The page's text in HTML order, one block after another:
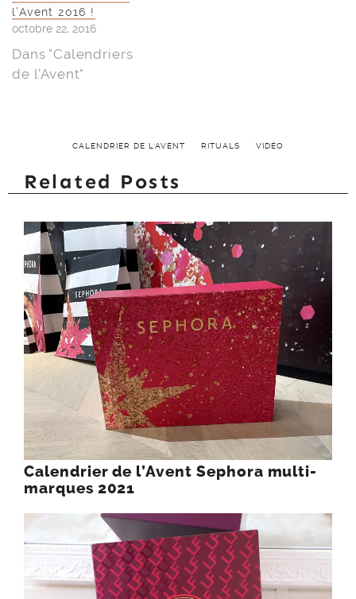
l’Avent 2016 !
octobre 22, 2016
Dans "Calendriers
de l'Avent"
CALENDRIER DE L'AVENT RITUALS VIDÉO
Related Posts
Calendrier de l’Avent Sephora multi-
marques 2021